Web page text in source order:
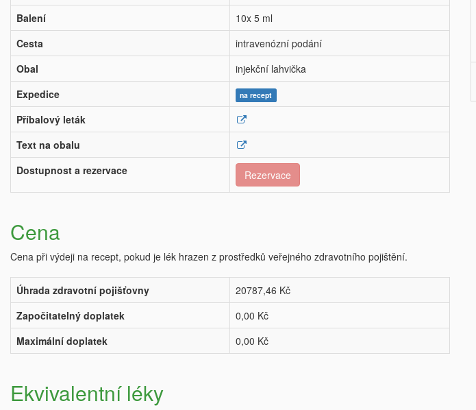
Balení
10x 5 ml
Cesta
intravenózní podání
Obal
injekční lahvička
Expedice
na recept
Příbalový leták
Text na obalu
Dostupnost a rezervace
Rezervace
Cena
Cena při výdeji na recept, pokud je lék hrazen z prostředků veřejného zdravotního pojištění.
Úhrada zdravotní pojišťovny
20787,46 Kč
Započitatelný doplatek
0,00 Kč
Maximální doplatek
0,00 Kč
Ekvivalentní léky